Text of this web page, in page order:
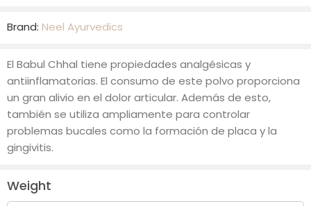
Brand: Neel Ayurvedics
El Babul Chhal tiene propiedades analgésicas y
antiinflamatorias. El consumo de este polvo proporciona
un gran alivio en el dolor articular. Además de esto,
también se utiliza ampliamente para controlar
problemas bucales como la formación de placa y la
gingivitis.
Weight